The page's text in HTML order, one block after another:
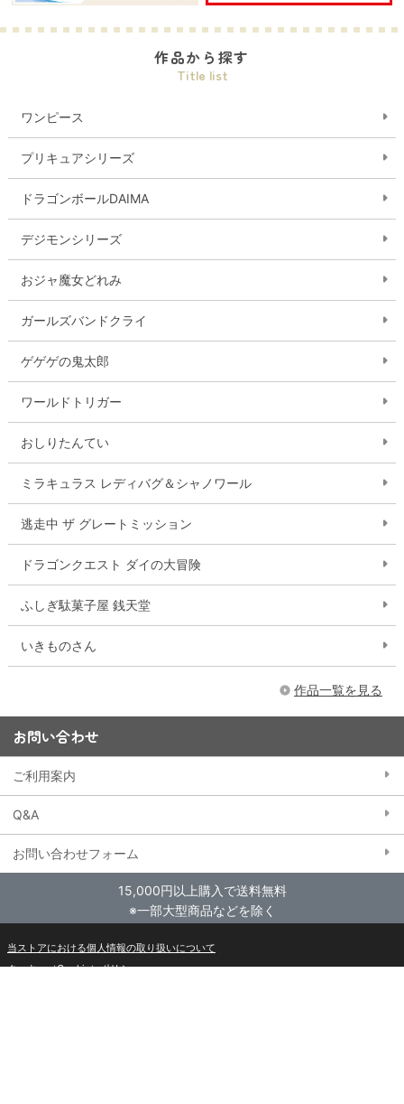
作品から探す
Title list
ワンピース
プリキュアシリーズ
ドラゴンボールDAIMA
デジモンシリーズ
おジャ魔女どれみ
ガールズバンドクライ
ゲゲゲの鬼太郎
ワールドトリガー
おしりたんてい
ミラキュラス レディバグ＆シャノワール
逃走中 ザ グレートミッション
ドラゴンクエスト ダイの大冒険
ふしぎ駄菓子屋 銭天堂
いきものさん
作品一覧を見る
お問い合わせ
ご利用案内
Q&A
お問い合わせフォーム
15,000円以上購入で送料無料
※一部大型商品などを除く
当ストアにおける個人情報の取り扱いについて
クッキー（Cookie）ポリシー